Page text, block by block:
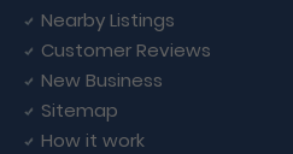
Nearby Listings
Customer Reviews
New Business
Sitemap
How it work